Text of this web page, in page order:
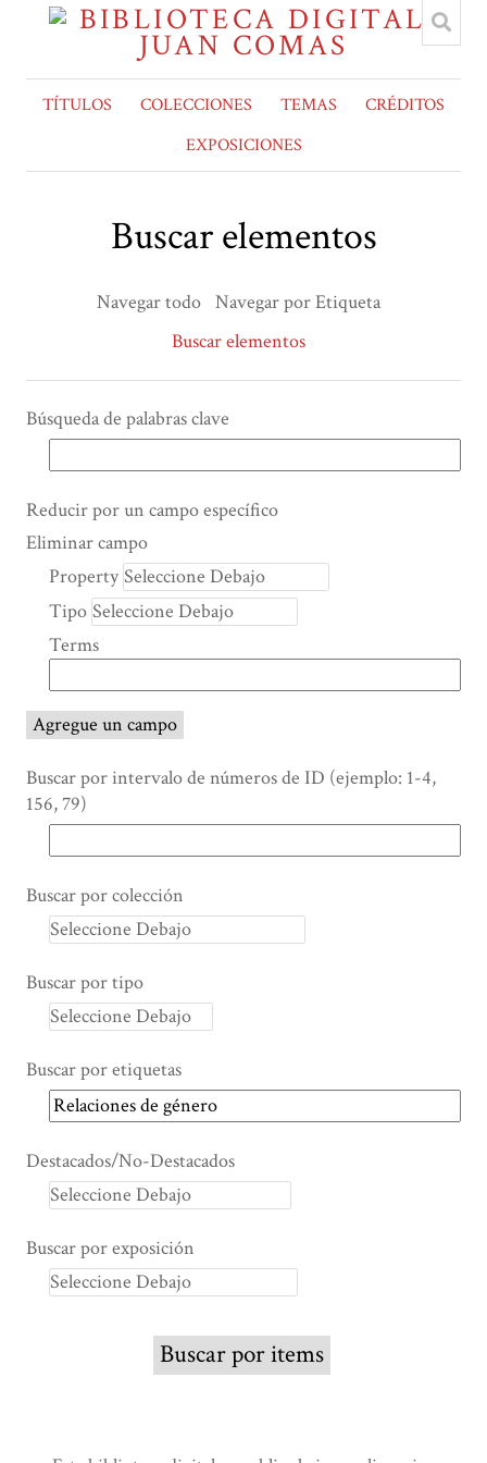
TÍTULOS COLECCIONES TEMAS
CRÉDITOS
EXPOSICIONES
Buscar elementos
Navegar todo Navegar por Etiqueta
Buscar elementos
Búsqueda de palabras clave
Number
rows
"Reducir
por
campo
específico":
1
Reducir por un campo específico
Search Property
Tipo de búsqueda
Términos de búsqueda
Ensamblador de Búsqueda
Eliminar campo
Property
Tipo
Terms
Agregue un campo
Buscar por intervalo de números de ID (ejemplo: 1-4,
156, 79)
Buscar por colección
Buscar por tipo
Buscar por etiquetas
Destacados/No-Destacados
Buscar por exposición